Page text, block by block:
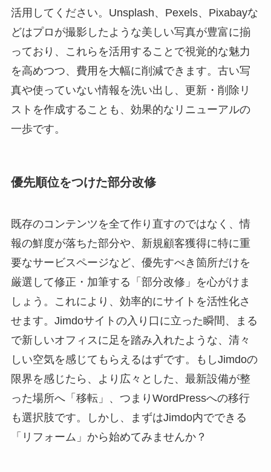
活用してください。Unsplash、Pexels、Pixabayな
どはプロが撮影したような美しい写真が豊富に揃
っており、これらを活用することで視覚的な魅力
を高めつつ、費用を大幅に削減できます。古い写
真や使っていない情報を洗い出し、更新・削除リ
ストを作成することも、効果的なリニューアルの
一歩です。
優先順位をつけた部分改修
既存のコンテンツを全て作り直すのではなく、情
報の鮮度が落ちた部分や、新規顧客獲得に特に重
要なサービスページなど、優先すべき箇所だけを
厳選して修正・加筆する「部分改修」を心がけま
しょう。これにより、効率的にサイトを活性化さ
せます。Jimdoサイトの入り口に立った瞬間、まる
で新しいオフィスに足を踏み入れたような、清々
しい空気を感じてもらえるはずです。もしJimdoの
限界を感じたら、より広々とした、最新設備が整
った場所へ「移転」、つまりWordPressへの移行
も選択肢です。しかし、まずはJimdo内でできる
「リフォーム」から始めてみませんか？